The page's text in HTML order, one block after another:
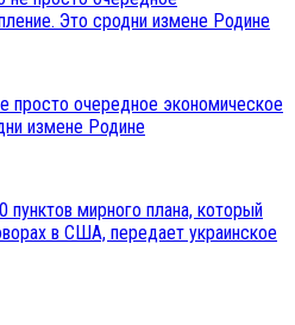
просто очередное экономическое
измене Родине